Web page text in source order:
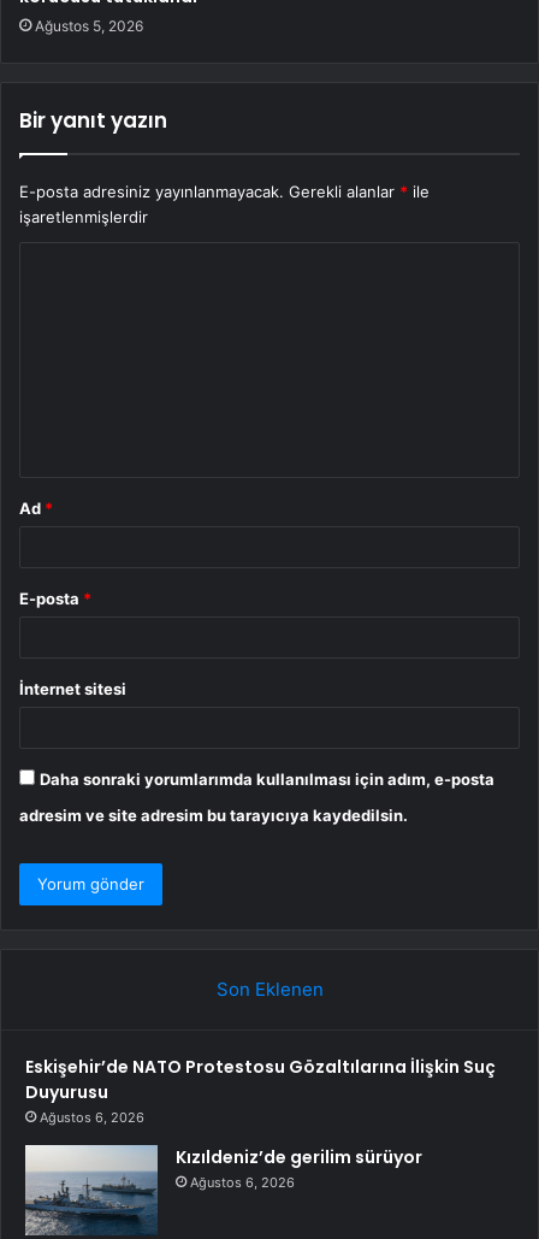
Ağustos 5, 2026
Bir yanıt yazın
E-posta adresiniz yayınlanmayacak. Gerekli alanlar * ile
işaretlenmişlerdir
Ad *
E-posta *
İnternet sitesi
Daha sonraki yorumlarımda kullanılması için adım, e-posta
adresim ve site adresim bu tarayıcıya kaydedilsin.
Son Eklenen
Eskişehir’de NATO Protestosu Gözaltılarına İlişkin Suç
Duyurusu
Ağustos 6, 2026
Kızıldeniz’de gerilim sürüyor
Ağustos 6, 2026